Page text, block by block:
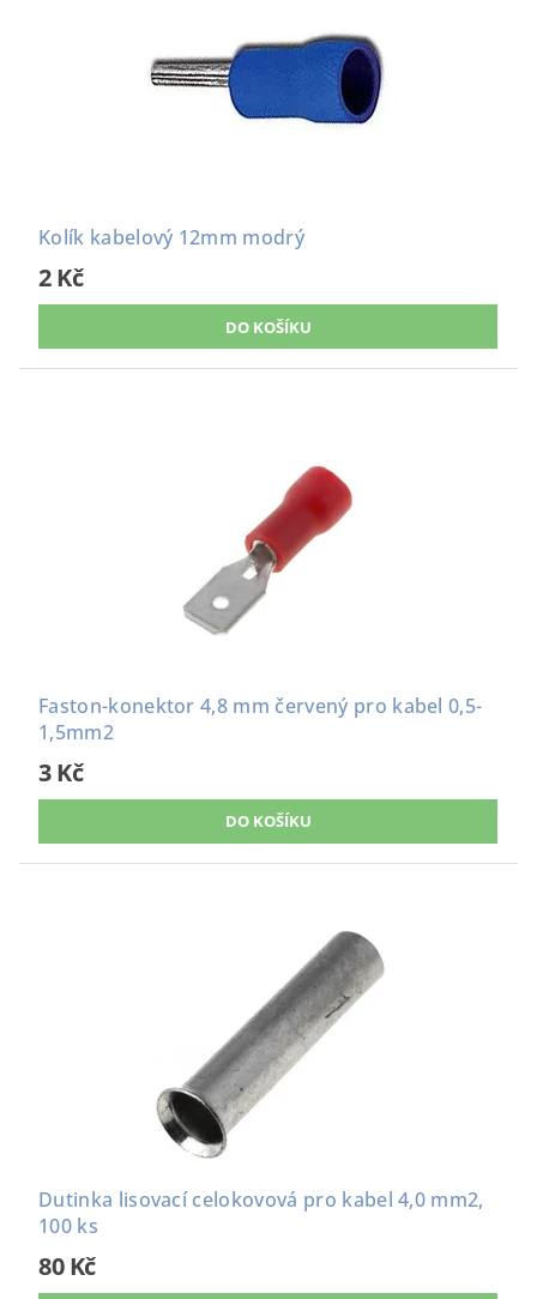
Kolík kabelový 12mm modrý
2 Kč
Faston-konektor 4,8 mm červený pro kabel 0,5-
1,5mm2
3 Kč
Dutinka lisovací celokovová pro kabel 4,0 mm2,
100 ks
80 Kč